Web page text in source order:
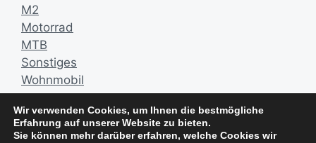
M2
Motorrad
MTB
Sonstiges
Wohnmobil
NEUESTE KOMMENTARE
Wir verwenden Cookies, um Ihnen die bestmögliche
Erfahrung auf unserer Website zu bieten.
Sie können mehr darüber erfahren, welche Cookies wir